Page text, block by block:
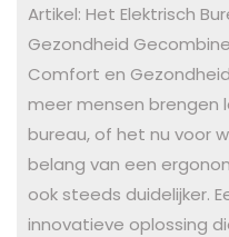
Artikel: Het Elektrisch
Gezondheid
Comfort en
meer mensen brengen
bureau, of het nu voor
belang van een
ook steeds duidelijker.
innovatieve oplossing